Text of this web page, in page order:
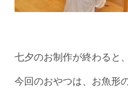
七夕のお制作が終わると
今回のおやつは、お魚形